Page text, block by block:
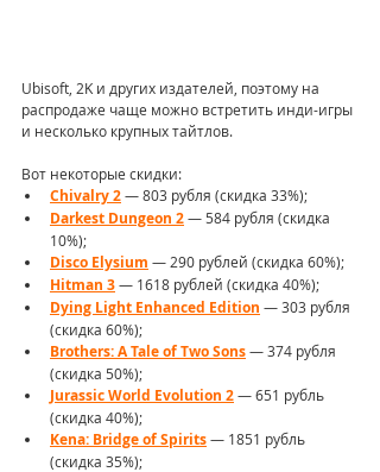
Ubisoft, 2K и других издателей, поэтому на
распродаже чаще можно встретить инди-игры
и несколько крупных тайтлов.
Вот некоторые скидки:
Chivalry 2 — 803 рубля (скидка 33%);
Darkest Dungeon 2 — 584 рубля (скидка
10%);
Disco Elysium — 290 рублей (скидка 60%);
Hitman 3 — 1618 рублей (скидка 40%);
Dying Light Enhanced Edition — 303 рубля
(скидка 60%);
Brothers: A Tale of Two Sons — 374 рубля
(скидка 50%);
Jurassic World Evolution 2 — 651 рубль
(скидка 40%);
Kena: Bridge of Spirits — 1851 рубль
(скидка 35%);